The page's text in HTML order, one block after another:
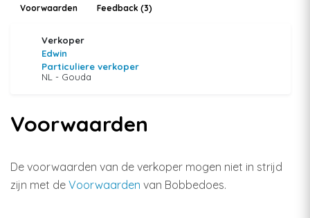
Voorwaarden Feedback (3)
Verkoper
Edwin
Particuliere verkoper
NL - Gouda
Voorwaarden
De voorwaarden van de verkoper mogen niet in strijd
zijn met de Voorwaarden van Bobbedoes.